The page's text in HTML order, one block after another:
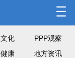
文化
PPP观察
健康 地方资讯